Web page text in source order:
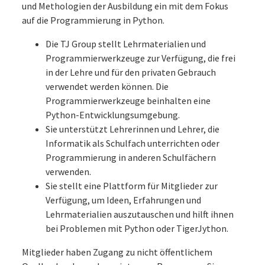
und Methologien der Ausbildung ein mit dem Fokus
auf die Programmierung in Python.
Die TJ Group stellt Lehrmaterialien und
Programmierwerkzeuge zur Verfügung, die frei
in der Lehre und für den privaten Gebrauch
verwendet werden können. Die
Programmierwerkzeuge beinhalten eine
Python-Entwicklungsumgebung.
Sie unterstützt Lehrerinnen und Lehrer, die
Informatik als Schulfach unterrichten oder
Programmierung in anderen Schulfächern
verwenden.
Sie stellt eine Plattform für Mitglieder zur
Verfügung, um Ideen, Erfahrungen und
Lehrmaterialien auszutauschen und hilft ihnen
bei Problemen mit Python oder TigerJython.
Mitglieder haben Zugang zu nicht öffentlichem